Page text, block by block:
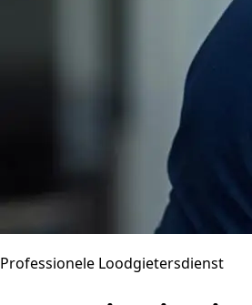
Professionele Loodgietersdienst